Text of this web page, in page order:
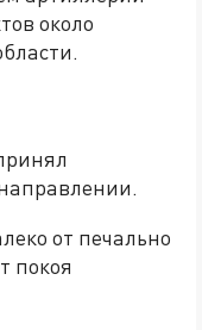
около
от печально
покоя